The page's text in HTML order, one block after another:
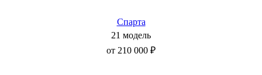
Спарта
21 модель
от 210 000 ₽